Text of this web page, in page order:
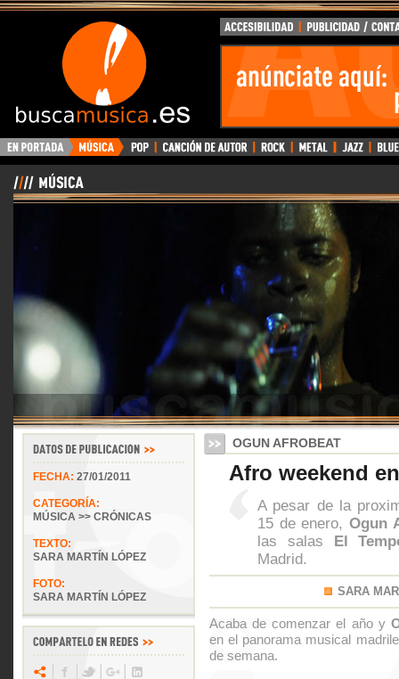
BuscaMusica.es
FECHA: 27/01/2011
CATEGORÍA:
MÚSICA >> CRÓNICAS
TEXTO:
SARA MARTÍN LÓPEZ
FOTO:
SARA MARTÍN LÓPEZ
OGUN AFROBEAT
Afro weekend
A pesar de la
15 de enero, Ogun
las salas El
Madrid.
SARA
Acaba de comenzar el año y
en el panorama musical
de semana.